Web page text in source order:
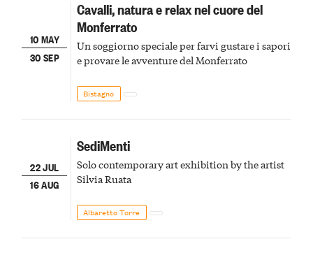
10 MAY
30 SEP
Cavalli, natura e relax nel cuore del
Monferrato
Un soggiorno speciale per farvi gustare i sapori
e provare le avventure del Monferrato
Bistagno
22 JUL
16 AUG
SediMenti
Solo contemporary art exhibition by the artist
Silvia Ruata
Albaretto Torre